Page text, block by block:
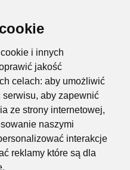
i innych
jakość
celach: aby umożliwić
serwisu, aby zapewnić
ze strony internetowej,
naszymi
interakcje
reklamy które są dla
.